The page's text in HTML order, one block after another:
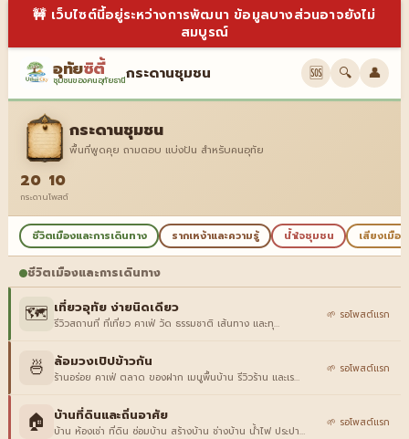
🚧 เว็บไซต์นี้อยู่ระหว่างการพัฒนา ข้อมูลบางส่วนอาจยังไม่
สมบูรณ์
อุทัยซิตี้
ชุมชนของคนอุทัยธานีกระดานชุมชน 🆘 🔍 👤
กระดานชุมชน
พื้นที่พูดคุย ถามตอบ แบ่งปัน สำหรับคนอุทัย
20
กระดาน
10
โพสต์
ชีวิตเมืองและการเดินทาง รากเหง้าและความรู้ น้ำใจชุมชน เสียงเมือง
ชีวิตเมืองและการเดินทาง
🗺️ เที่ยวอุทัย ง่ายนิดเดียว
รีวิวสถานที่ ที่เที่ยว คาเฟ่ วัด ธรรมชาติ เส้นทาง และทุ…
🌱 รอโพสต์แรก
🍜 ล้อมวงเปิปข้าวกัน
ร้านอร่อย คาเฟ่ ตลาด ของฝาก เมนูพื้นบ้าน รีวิวร้าน และเร…
🌱 รอโพสต์แรก
🏠 บ้านที่ดินและถิ่นอาศัย
บ้าน ห้องเช่า ที่ดิน ซ่อมบ้าน สร้างบ้าน ช่างบ้าน น้ำไฟ ประปา…
🌱 รอโพสต์แรก